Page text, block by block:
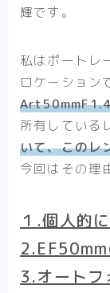
輝です。
私はポートレ
ロケーション
所有している
いて、このレ
今回はその理
１.個人的
3.オートフ